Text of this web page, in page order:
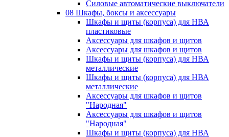
Силовые автоматические выключатели
08 Шкафы, боксы и аксессуары
Шкафы и щиты (корпуса) для НВА
пластиковые
Аксессуары для шкафов и щитов
Аксессуары для шкафов и щитов
Шкафы и щиты (корпуса) для НВА
металлические
Шкафы и щиты (корпуса) для НВА
металлические
Аксессуары для шкафов и щитов
"Народная"
Аксессуары для шкафов и щитов
"Народная"
Шкафы и щиты (корпуса) для НВА